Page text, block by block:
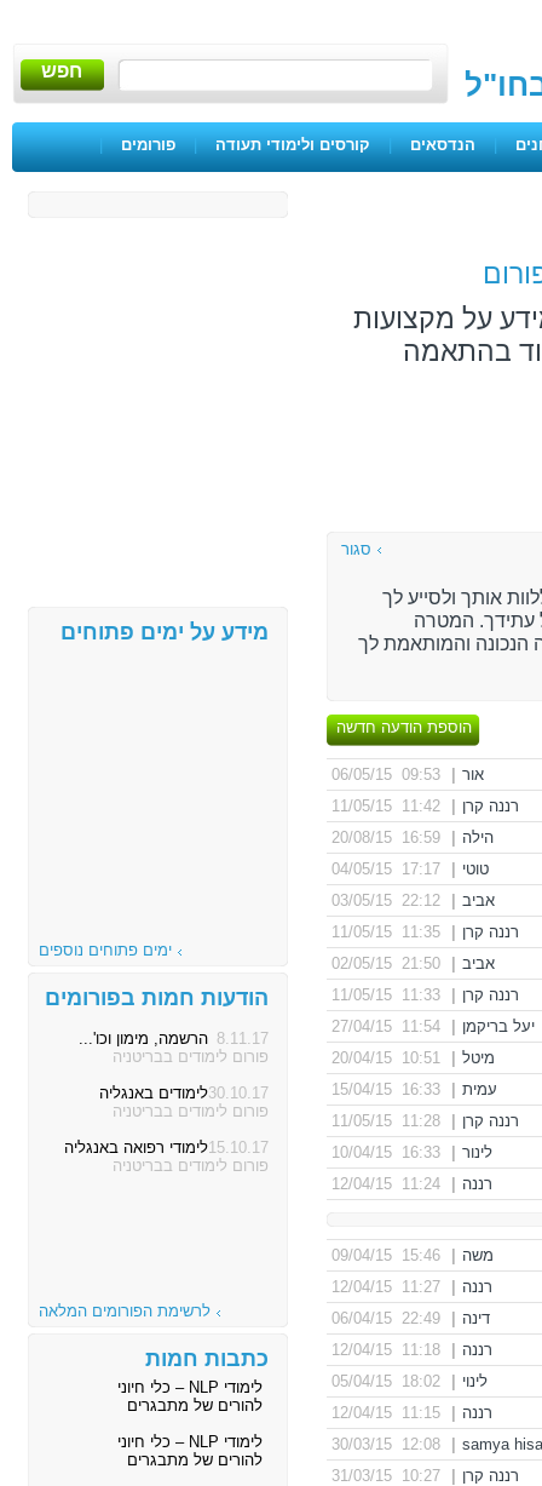
חפש
| הנדסאים | קורסים ולימודי תעודה | פורומים |
על מקצועות
בהתאמה
אותך ולסייע לך
עתידך. המטרה
הנכונה והמותאמת לך
סגור
הוספת הודעה חדשה
אור
09:53 06/05/15
רננה קרן
11:42 11/05/15
הילה
16:59 20/08/15
טוטי
17:17 04/05/15
אביב
22:12 03/05/15
רננה קרן
11:35 11/05/15
אביב
21:50 02/05/15
רננה קרן
11:33 11/05/15
יעל בריקמן
11:54 27/04/15
מיטל
10:51 20/04/15
עמית
16:33 15/04/15
רננה קרן
11:28 11/05/15
לינור
16:33 10/04/15
רננה
11:24 12/04/15
משה
15:46 09/04/15
רננה
11:27 12/04/15
דינה
22:49 06/04/15
רננה
11:18 12/04/15
לינוי
18:02 05/04/15
רננה
11:15 12/04/15
samya
12:08 30/03/15
רננה קרן
10:27 31/03/15
מידע על ימים פתוחים
ימים פתוחים נוספים
הודעות חמות בפורומים
8.11.17 הרשמה, מימון וכו'...
פורום לימודים בבריטניה
30.10.17לימודים באנגליה
פורום לימודים בבריטניה
15.10.17לימודי רפואה באנגליה
פורום לימודים בבריטניה
לרשימת הפורומים המלאה
כתבות חמות
לימודי NLP – כלי חיוני
להורים של מתבגרים
לימודי NLP – כלי חיוני
להורים של מתבגרים